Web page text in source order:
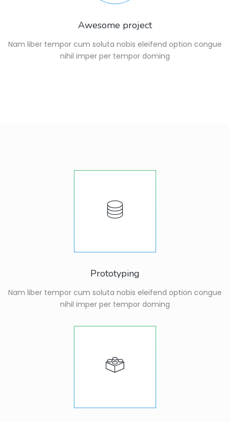
Awesome project
Nam liber tempor cum soluta nobis eleifend option congue
nihil imper per tempor doming
Prototyping
Nam liber tempor cum soluta nobis eleifend option congue
nihil imper per tempor doming